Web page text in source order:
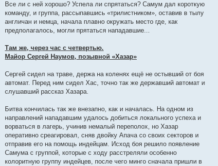
Все ли с ней хорошо? Успела ли спрятаться? Самум дал короткую
команду, и группа, рассыпавшись «трилистником», оставив в тылу
англичан и немца, начала плавно окружать место где, как
предполагалось, могли прятаться нападавшие...
Там же, через час с четвертью.
Майор Сергей Наумов, позывной «Хазар»
Сергей сидел на траве, держа на коленях ещё не остывший от боя
автомат. Перед ним сидел Хас, точно так же державший автомат и
слушавший рассказ Хазара.
Битва кончилась так же внезапно, как и началась. На одном из
направлений нападавшим удалось добиться локального успеха и
ворваться в лагерь, учинив немалый переполох, но Хазар
оперативно среагировал, сняв двойку Апача со своих секторов и
отправив его на помощь индейцам. Исход боя решило появление
Самума с группой, которые с ходу расстреляли особенно
колоритную группу индейцев, после чего минго сначала пришли в